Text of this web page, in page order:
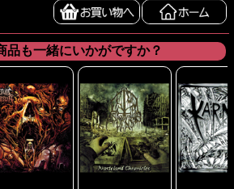
品も一緒にいかがですか？